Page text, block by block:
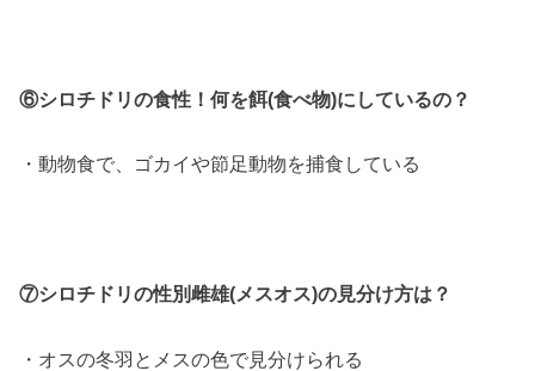
⑥シロチドリの食性！何を餌(食べ物)にしているの？
・動物食で、ゴカイや節足動物を捕食している
⑦シロチドリの性別雌雄(メスオス)の見分け方は？
・オスの冬羽とメスの色で見分けられる